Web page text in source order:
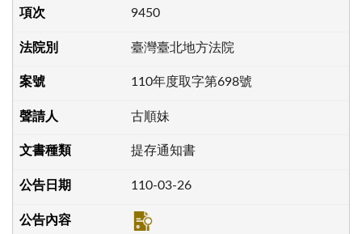
9450
臺灣臺北地方法院
110年度取字第698號
古順妹
提存通知書
110-03-26